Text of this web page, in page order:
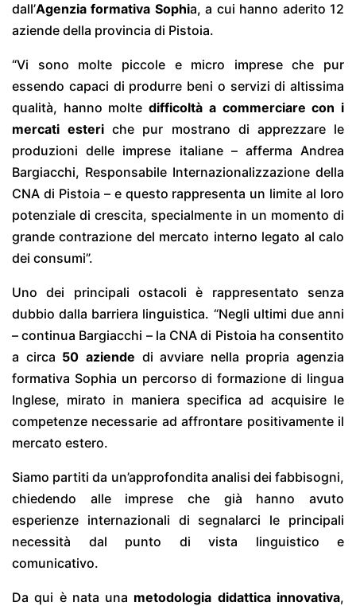
dall’Agenzia formativa Sophia, a cui hanno aderito 12
aziende della provincia di Pistoia.
“Vi sono molte piccole e micro imprese che pur
essendo capaci di produrre beni o servizi di altissima
qualità, hanno moltedifficoltà a commerciare con i
mercati esteri che pur mostrano di apprezzare le
produzioni delle imprese italiane – afferma Andrea
Bargiacchi, Responsabile Internazionalizzazione della
CNA di Pistoia – e questo rappresenta un limite al loro
potenziale di crescita, specialmente in un momento di
grande contrazione del mercato interno legato al calo
dei consumi”.
Uno dei principali ostacoli è rappresentato senza
dubbio dalla barriera linguistica. “Negli ultimi due anni
– continua Bargiacchi – la CNA di Pistoia ha consentito
a circa 50 aziende di avviare nella propria agenzia
formativa Sophia un percorso di formazione di lingua
Inglese, mirato in maniera specifica ad acquisire le
competenze necessarie ad affrontare positivamente il
mercato estero.
Siamo partiti da un’approfondita analisi dei fabbisogni,
chiedendo alle imprese che già hanno avuto
esperienze internazionali di segnalarci le principali
necessità dal punto di vista linguistico e
comunicativo.
Da qui è nata una metodologia didattica innovativa,